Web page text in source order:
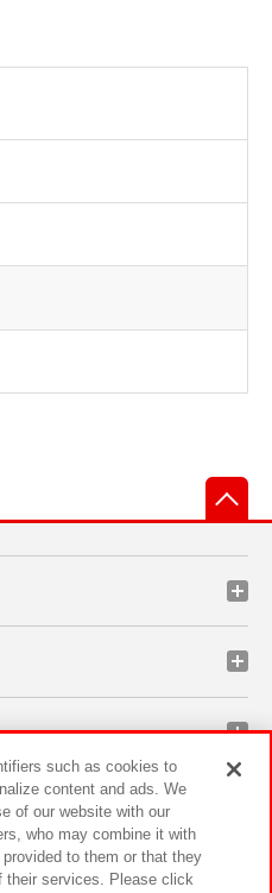
such as cookies to
content and ads. We
of our website with our
who may combine it with
to them or that they
their services. Please click